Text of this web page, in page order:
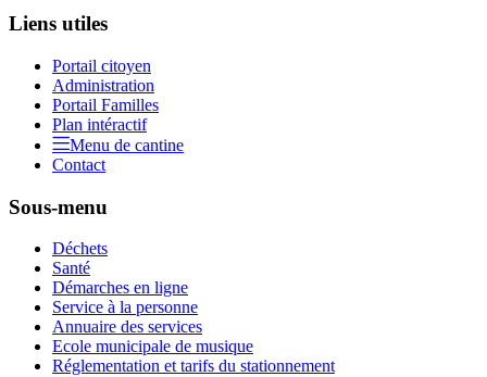
Liens utiles
Portail citoyen
Administration
Portail Familles
Plan intéractif
Menu de cantine
Contact
Sous-menu
Déchets
Santé
Démarches en ligne
Service à la personne
Annuaire des services
Ecole municipale de musique
Réglementation et tarifs du stationnement